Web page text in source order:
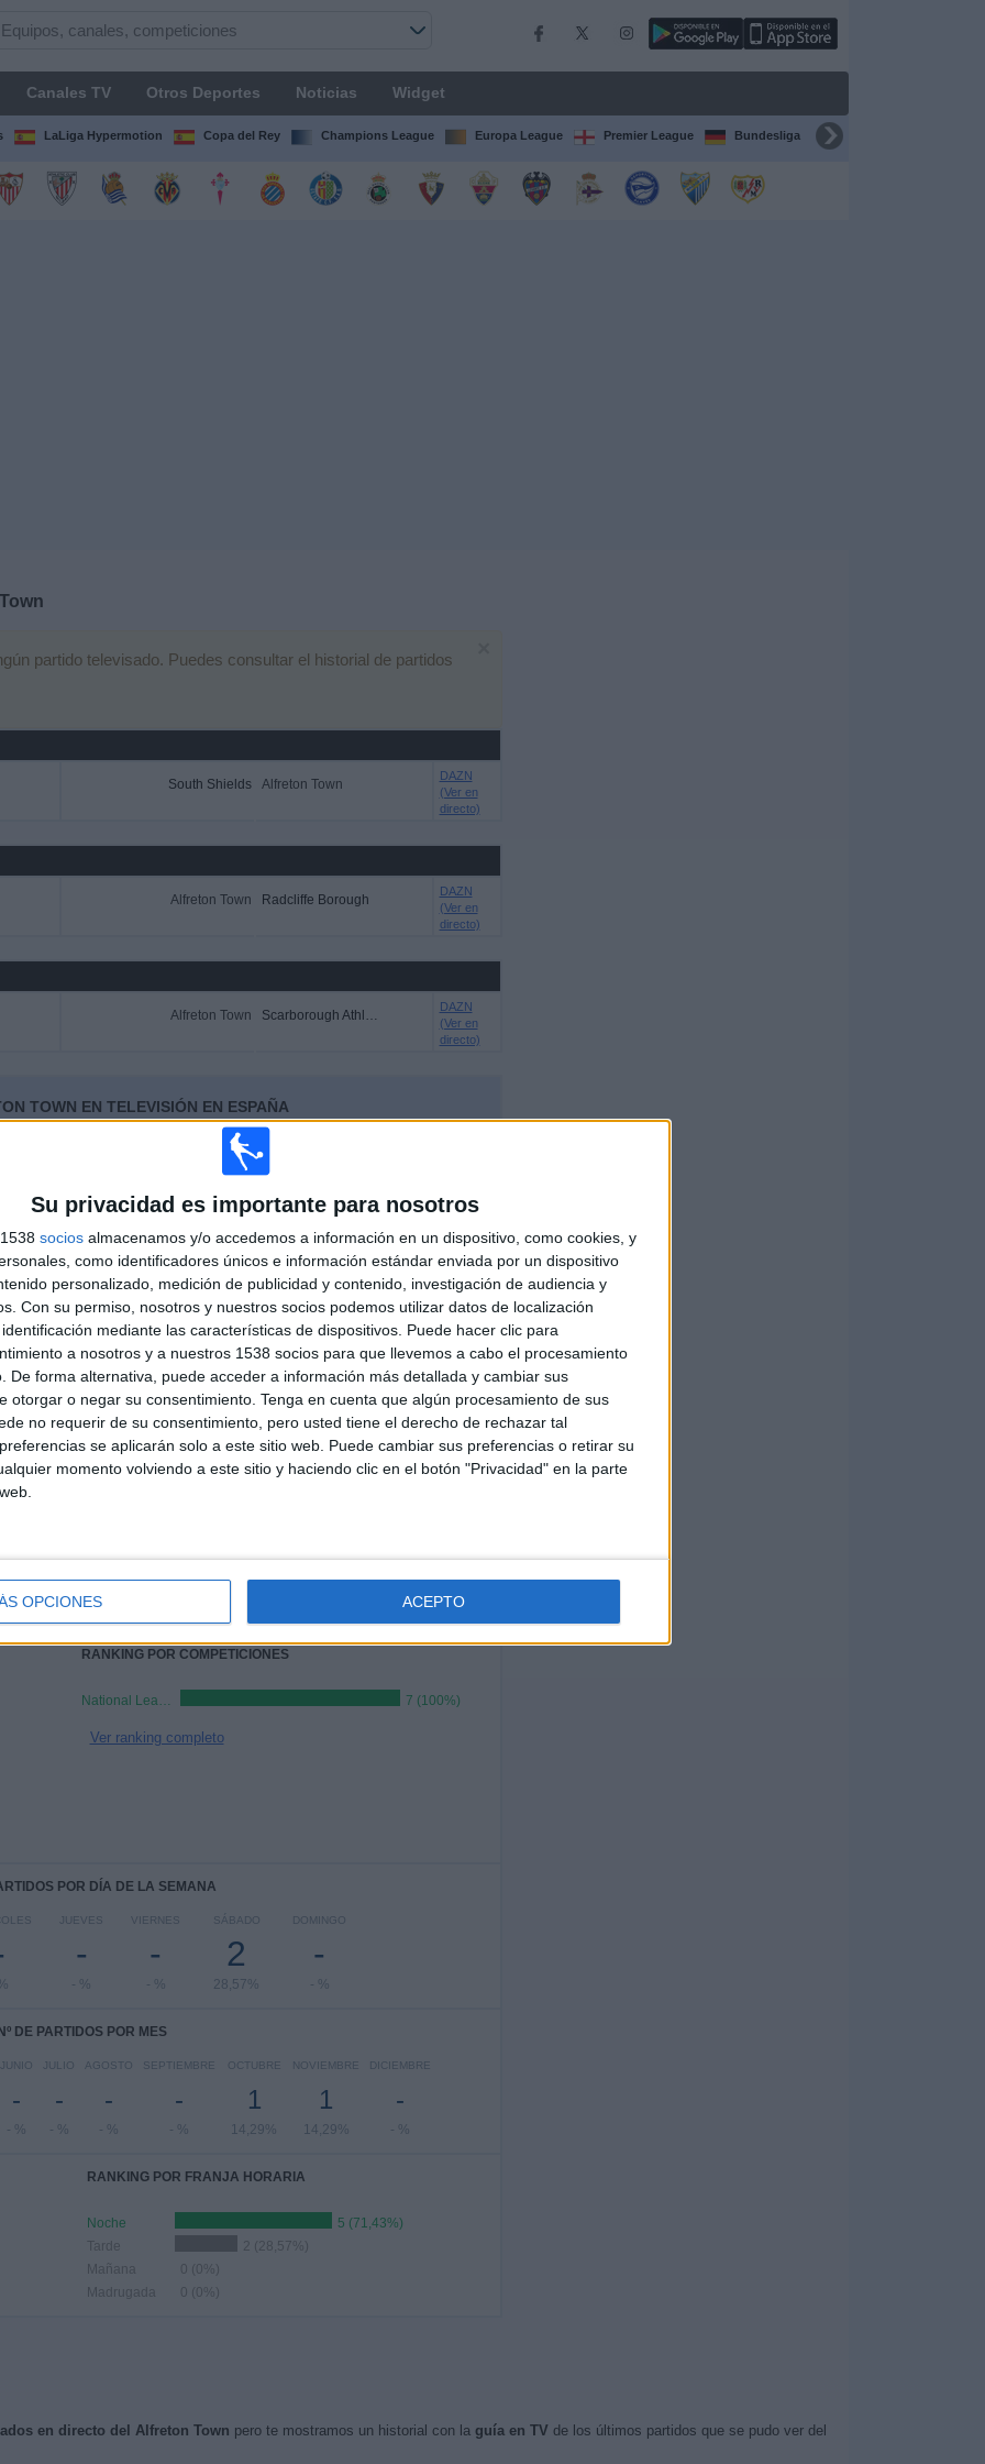
Su privacidad es importante para nosotros
socios almacenamos y/o accedemos a información en un dispositivo, como cookies, y
como identificadores únicos e información estándar enviada por un dispositivo
personalizado, medición de publicidad y contenido, investigación de audiencia y
Con su permiso, nosotros y nuestros socios podemos utilizar datos de localización
mediante las características de dispositivos. Puede hacer clic para
a nosotros y a nuestros 1538 socios para que llevemos a cabo el procesamiento
De forma alternativa, puede acceder a información más detallada y cambiar sus
otorgar o negar su consentimiento. Tenga en cuenta que algún procesamiento de sus
no requerir de su consentimiento, pero usted tiene el derecho de rechazar tal
se aplicarán solo a este sitio web. Puede cambiar sus preferencias o retirar su
momento volviendo a este sitio y haciendo clic en el botón "Privacidad" en la parte
OPCIONES ACEPTO
Canales TV Otros Deportes Noticias Widget
LaLiga Hypermotion Copa del Rey Champions League Europa League Premier League Bundesliga Supercopa de España
partido televisado. Puedes consultar el historial de partidos
South Shields Alfreton Town
DAZN
(Ver en
directo)
Alfreton Town Radcliffe Borough
DAZN
(Ver en
directo)
Alfreton Town Scarborough Athletic
DAZN
(Ver en
directo)
TOWN EN TELEVISIÓN EN ESPAÑA
los datos estadísticos de cuándo y dónde se televisan los partidos de
TOTAL
1
CANALES TV
DÍAS
615
SIN PARTIDO
GRATUÍTO
PARTIDOS
7
CONSECUTIVOS
DE PAGO
6
RIVALES
2
1
RANKING POR COMPETICIONES
National League North 7 (100%)
Ver ranking completo
POR DÍA DE LA SEMANA
JUEVES
-
- %
VIERNES
-
- %
SÁBADO
2
28,57%
DOMINGO
-
- %
Nº DE PARTIDOS POR MES
JUNIO
-
- %
JULIO
-
- %
AGOSTO
-
- %
SEPTIEMBRE
-
- %
OCTUBRE
1
14,29%
NOVIEMBRE
1
14,29%
DICIEMBRE
-
- %
RANKING POR FRANJA HORARIA
Noche
5 (71,43%)
Tarde
2 (28,57%)
Mañana
0 (0%)
Madrugada
0 (0%)
en directo del Alfreton Town pero te mostramos un historial con la guía en TV de los últimos partidos que se pudo ver del